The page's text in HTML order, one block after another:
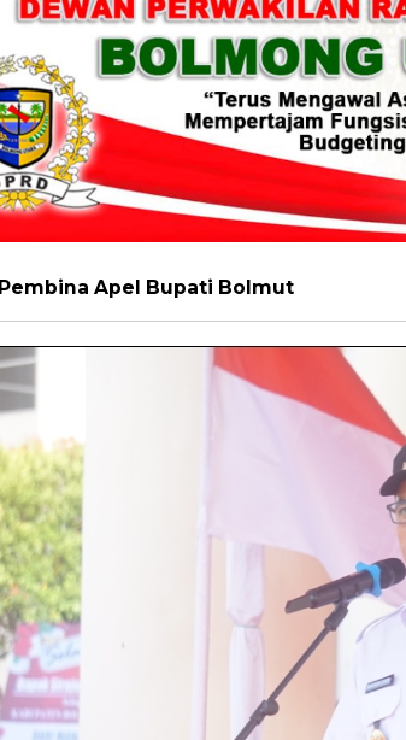
Pembina Apel Bupati Bolmut